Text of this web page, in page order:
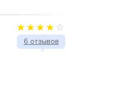
6 отзывов